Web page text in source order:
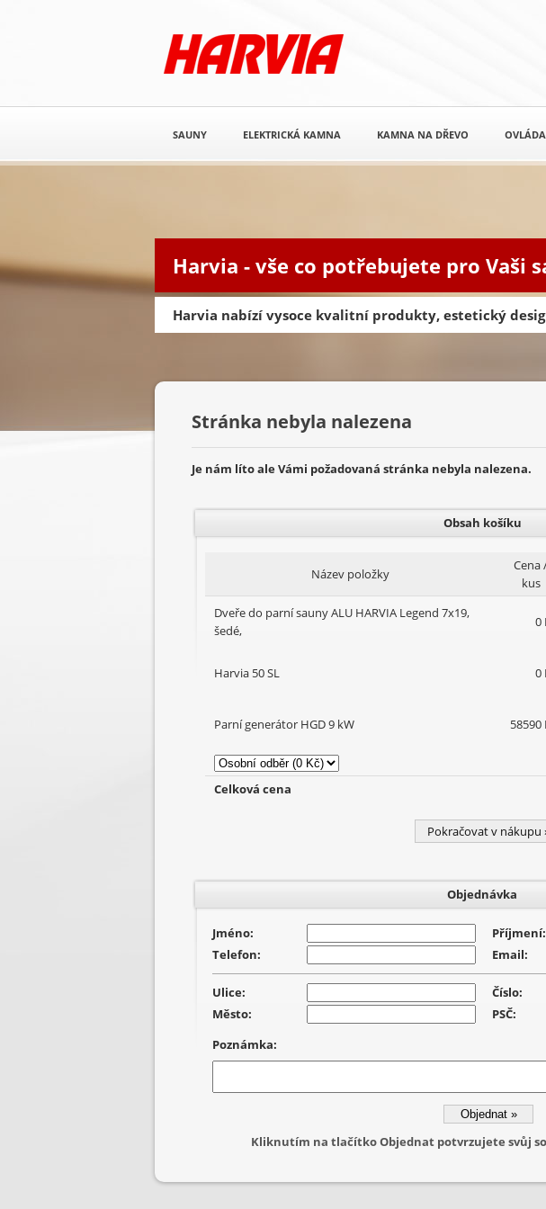
Harvia - vše co potřebujete pro Vaši
Harvia nabízí vysoce kvalitní produkty, estetický
SAUNY ELEKTRICKÁ KAMNA KAMNA NA DŘEVO
Stránka nebyla nalezena
Je nám líto ale Vámi požadovaná stránka nebyla nalezena.
Obsah košíku
Název položky
Cena
kus
Dveře do parní sauny ALU HARVIA Legend 7x19,
šedé,
0
Harvia 50 SL 0
Parní generátor HGD 9 kW 58590
Celková cena
Pokračovat v nákupu
Objednávka
Jméno:
Příjmení:
Telefon:
Email:
Ulice:
Číslo:
Město:
PSČ:
Poznámka:
Kliknutím na tlačítko Objednat potvrzujete svůj